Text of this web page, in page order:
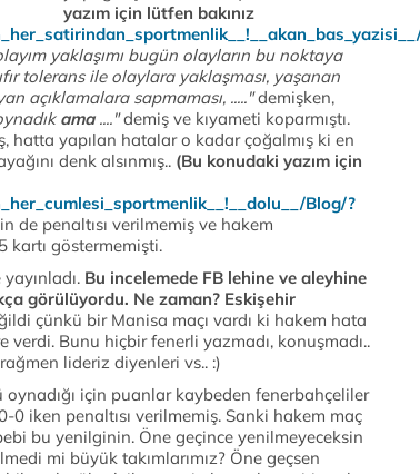
yazım için lütfen bakınız
yaklaşımı bugün olayların bu noktaya
tolerans ile olaylara yaklaşması, yaşanan
açıklamalara sapmaması, ....." demişken,
ama ...."demiş ve kıyameti koparmıştı.
hatta yapılan hatalar o kadar çoğalmış ki en
denk alsınmış.. (Bu konudaki yazım için
Blog/?
de penaltısı verilmemiş ve hakem
kartı göstermemişti.
Bu incelemede FB lehine ve aleyhine
görülüyordu. Ne zaman? Eskişehir
çünkü bir Manisa maçı vardı ki hakem hata
verdi. Bunu hiçbir fenerli yazmadı, konuşmadı..
lideriz diyenleri vs.. :)
için puanlar kaybeden fenerbahçeliler
0 iken penaltısı verilmemiş. Sanki hakem maç
bu yenilginin. Öne geçince yenilmeyeceksin
mi büyük takımlarımız? Öne geçsen